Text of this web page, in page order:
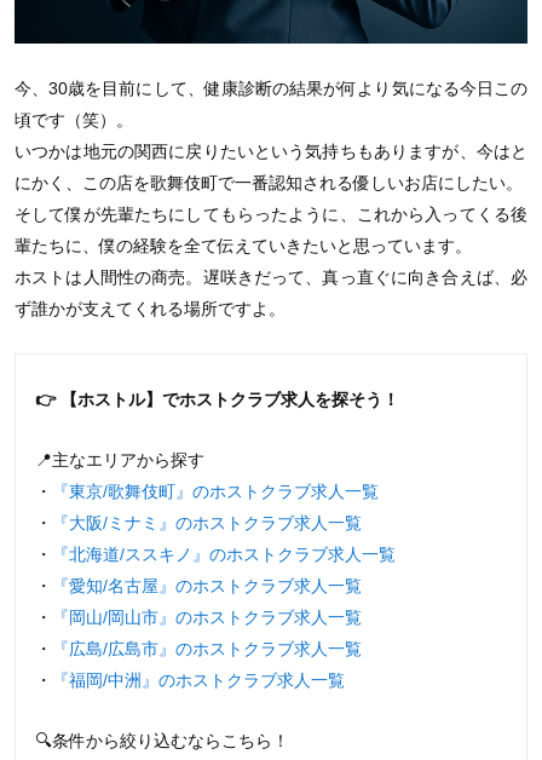
今、30歳を目前にして、健康診断の結果が何より気になる今日この
頃です（笑）。
いつかは地元の関西に戻りたいという気持ちもありますが、今はと
にかく、この店を歌舞伎町で一番認知される優しいお店にしたい。
そして僕が先輩たちにしてもらったように、これから入ってくる後
輩たちに、僕の経験を全て伝えていきたいと思っています。
ホストは人間性の商売。遅咲きだって、真っ直ぐに向き合えば、必
ず誰かが支えてくれる場所ですよ。
👉 【ホストル】でホストクラブ求人を探そう！
📍主なエリアから探す
・
『東京/歌舞伎町』のホストクラブ求人一覧
・
『大阪/ミナミ』のホストクラブ求人一覧
・
『北海道/ススキノ』のホストクラブ求人一覧
・
『愛知/名古屋』のホストクラブ求人一覧
・
『岡山/岡山市』のホストクラブ求人一覧
・
『広島/広島市』のホストクラブ求人一覧
・
『福岡/中洲』のホストクラブ求人一覧
🔍条件から絞り込むならこちら！